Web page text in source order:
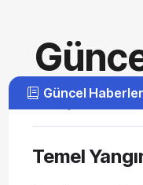
Güncel Haberler
Yayın Tarihi
Temel